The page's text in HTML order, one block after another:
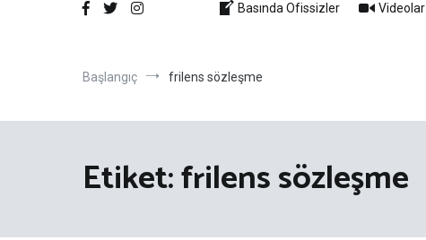
Basında Ofissizler
Videolar
Başlangıç frilens sözleşme
Etiket:frilens sözleşme